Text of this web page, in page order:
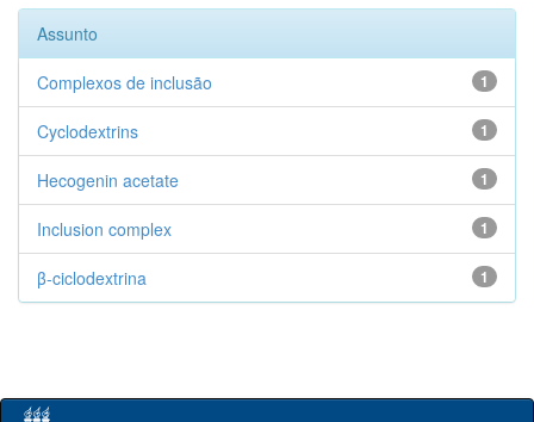
Assunto
1
Complexos de inclusão
1
Cyclodextrins
1
Hecogenin acetate
1
Inclusion complex
1
β-ciclodextrina